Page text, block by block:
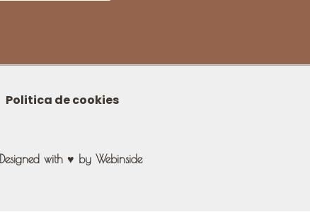
Politica de cookies
Designed with ♥ by Webinside